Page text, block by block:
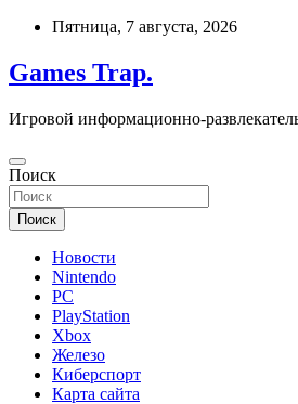
Перейти
содержимому
Пятница, 7 августа, 2026
Games Trap.
Игровой информационно-
Поиск
Поиск
Новости
Nintendo
PC
PlayStation
Xbox
Железо
Киберспорт
Карта сайта